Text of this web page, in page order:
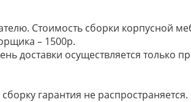
Стоимость сборки корпусной
– 1500р.
доставки осуществляется только
гарантия не распространяется.